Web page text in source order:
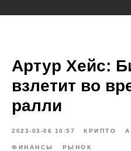
Артур Хейс:
взлетит во
ралли
2023-03-06 10:57 КРИПТО
ФИНАНСЫ РЫНОК